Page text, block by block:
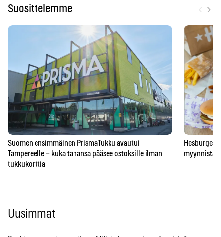
Suosittelemme ›
Suomen ensimmäinen PrismaTukku avautui
Tampereelle – kuka tahansa pääsee ostoksille ilman
tukkukorttia
myynnistä
Uusimmat